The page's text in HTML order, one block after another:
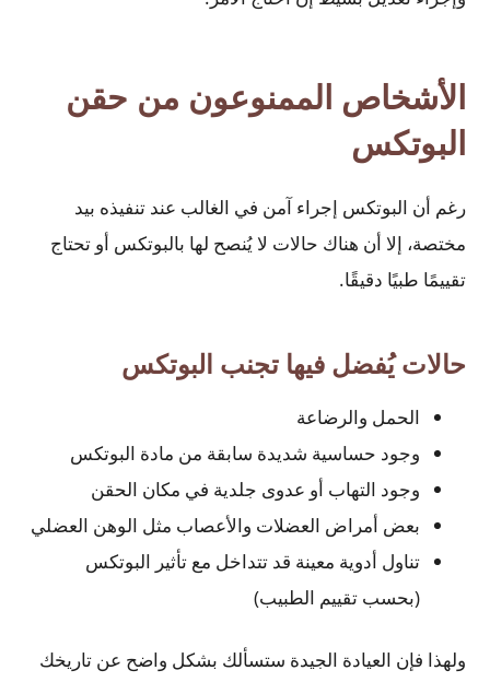
الأشخاص الممنوعون من حقن
البوتكس
رغم أن البوتكس إجراء آمن في الغالب عند تنفيذه بيد
مختصة، إلا أن هناك حالات لا يُنصح لها بالبوتكس أو تحتاج
تقييمًا طبيًا دقيقًا.
حالات يُفضل فيها تجنب البوتكس
الحمل والرضاعة
وجود حساسية شديدة سابقة من مادة البوتكس
وجود التهاب أو عدوى جلدية في مكان الحقن
بعض أمراض العضلات والأعصاب مثل الوهن العضلي
تناول أدوية معينة قد تتداخل مع تأثير البوتكس
(بحسب تقييم الطبيب)
ولهذا فإن العيادة الجيدة ستسألك بشكل واضح عن تاريخك